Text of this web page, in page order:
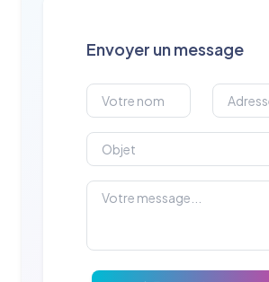
Envoyer un message